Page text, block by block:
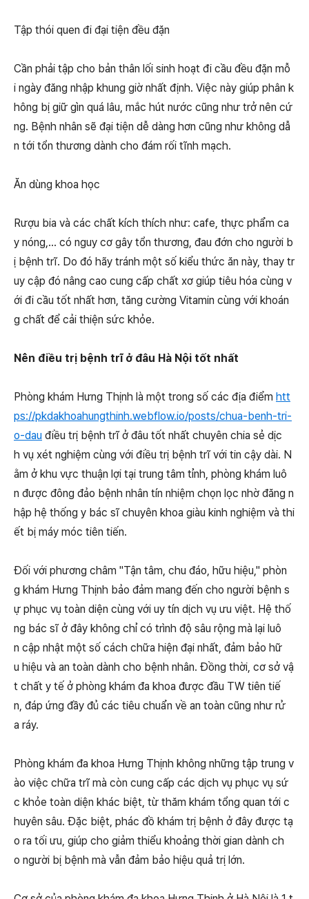
Tập thói quen đi đại tiện đều đặn
Cần phải tập cho bản thân lối sinh hoạt đi cầu đều đặn mỗ
i ngày đăng nhập khung giờ nhất định. Việc này giúp phân k
hông bị giữ gìn quá lâu, mắc hút nước cũng như trở nên cứ
ng. Bệnh nhân sẽ đại tiện dễ dàng hơn cũng như không dẫ
n tới tổn thương dành cho đám rối tĩnh mạch.
Ăn dùng khoa học
Rượu bia và các chất kích thích như: cafe, thực phẩm ca
y nóng,… có nguy cơ gây tổn thương, đau đớn cho người b
ị bệnh trĩ. Do đó hãy tránh một số kiểu thức ăn này, thay tr
uy cập đó nâng cao cung cấp chất xơ giúp tiêu hóa cùng v
ới đi cầu tốt nhất hơn, tăng cường Vitamin cùng với khoán
g chất để cải thiện sức khỏe.
Nên điều trị bệnh trĩ ở đâu Hà Nội tốt nhất
Phòng khám Hưng Thịnh là một trong số các địa điểm htt
ps://pkdakhoahungthinh.webflow.io/posts/chua-benh-tri-
o-dau điều trị bệnh trĩ ở đâu tốt nhất chuyên chia sẻ dịc
h vụ xét nghiệm cùng với điều trị bệnh trĩ với tin cậy dài. N
ằm ở khu vực thuận lợi tại trung tâm tỉnh, phòng khám luô
n được đông đảo bệnh nhân tín nhiệm chọn lọc nhờ đăng n
hập hệ thống y bác sĩ chuyên khoa giàu kinh nghiệm và thi
ết bị máy móc tiên tiến.
Đối với phương châm "Tận tâm, chu đáo, hữu hiệu," phòn
g khám Hưng Thịnh bảo đảm mang đến cho người bệnh s
ự phục vụ toàn diện cùng với uy tín dịch vụ ưu việt. Hệ thố
ng bác sĩ ở đây không chỉ có trình độ sâu rộng mà lại luô
n cập nhật một số cách chữa hiện đại nhất, đảm bảo hữ
u hiệu và an toàn dành cho bệnh nhân. Đồng thời, cơ sở vậ
t chất y tế ở phòng khám đa khoa được đầu TW tiên tiế
n, đáp ứng đầy đủ các tiêu chuẩn về an toàn cũng như rử
a ráy.
Phòng khám đa khoa Hưng Thịnh không những tập trung v
ào việc chữa trĩ mà còn cung cấp các dịch vụ phục vụ sứ
c khỏe toàn diện khác biệt, từ thăm khám tổng quan tới c
huyên sâu. Đặc biệt, phác đồ khám trị bệnh ở đây được tạ
o ra tối ưu, giúp cho giảm thiểu khoảng thời gian dành ch
o người bị bệnh mà vẫn đảm bảo hiệu quả trị lớn.